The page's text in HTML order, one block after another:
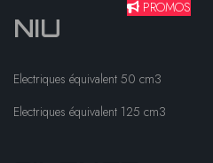
NIU
Electriques équivalent 50 cm3
Electriques équivalent 125 cm3
PROMOS